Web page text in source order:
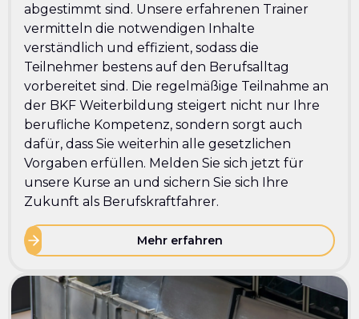
abgestimmt sind. Unsere erfahrenen Trainer
vermitteln die notwendigen Inhalte
verständlich und effizient, sodass die
Teilnehmer bestens auf den Berufsalltag
vorbereitet sind. Die regelmäßige Teilnahme an
der BKF Weiterbildung steigert nicht nur Ihre
berufliche Kompetenz, sondern sorgt auch
dafür, dass Sie weiterhin alle gesetzlichen
Vorgaben erfüllen. Melden Sie sich jetzt für
unsere Kurse an und sichern Sie sich Ihre
Zukunft als Berufskraftfahrer.
Mehr erfahren